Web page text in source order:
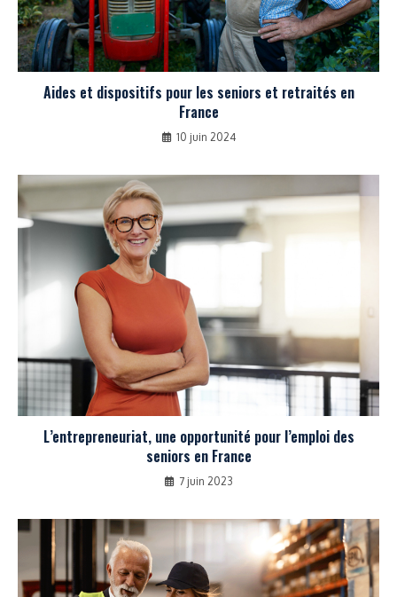
Aides et dispositifs pour les seniors et retraités en
France
10 juin 2024
L’entrepreneuriat, une opportunité pour l’emploi des
seniors en France
7 juin 2023